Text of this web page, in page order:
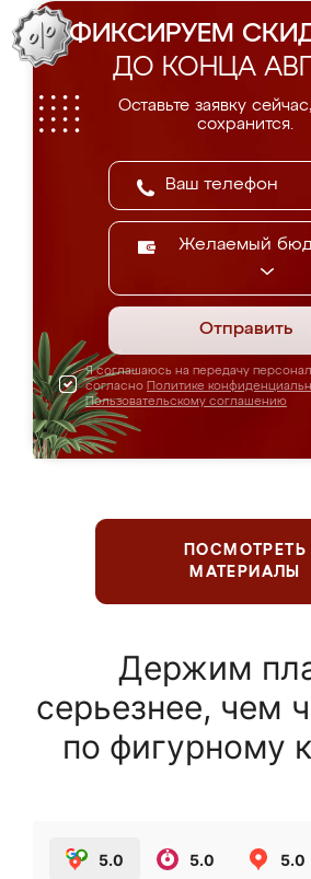
ФИКСИРУЕМ
ДО КОНЦА
Оставьте заявку
сохранится.
Желаемый
Отправить
Я соглашаюсь на передачу
согласно Политике
Пользовательскому соглашению
ПОСМОТРЕТЬ
МАТЕРИАЛЫ
Держим
серьезнее, чем
по фигурному
5.0 5.0 5.0